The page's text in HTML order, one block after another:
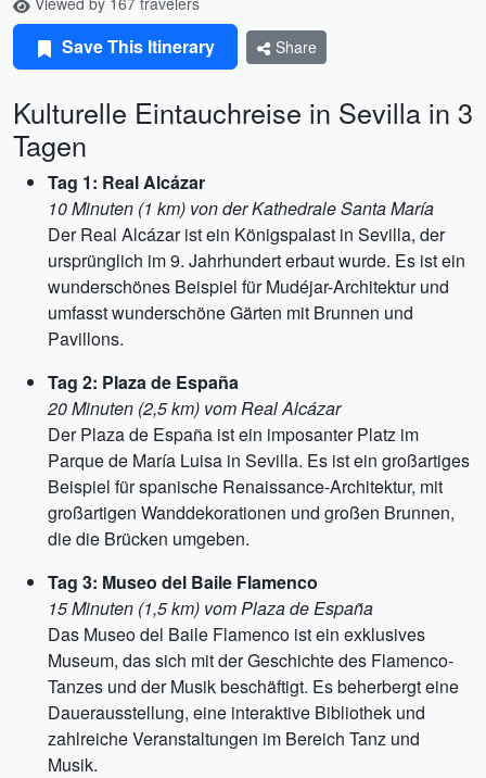
Save This Itinerary Share
Kulturelle Eintauchreise in Sevilla in 3
Tagen
Tag 1: Real Alcázar
10 Minuten (1 km) von der Kathedrale Santa María
Der Real Alcázar ist ein Königspalast in Sevilla, der
ursprünglich im 9. Jahrhundert erbaut wurde. Es ist ein
wunderschönes Beispiel für Mudéjar-Architektur und
umfasst wunderschöne Gärten mit Brunnen und
Pavillons.
Tag 2: Plaza de España
20 Minuten (2,5 km) vom Real Alcázar
Der Plaza de España ist ein imposanter Platz im
Parque de María Luisa in Sevilla. Es ist ein großartiges
Beispiel für spanische Renaissance-Architektur, mit
großartigen Wanddekorationen und großen Brunnen,
die die Brücken umgeben.
Tag 3: Museo del Baile Flamenco
15 Minuten (1,5 km) vom Plaza de España
Das Museo del Baile Flamenco ist ein exklusives
Museum, das sich mit der Geschichte des Flamenco-
Tanzes und der Musik beschäftigt. Es beherbergt eine
Dauerausstellung, eine interaktive Bibliothek und
zahlreiche Veranstaltungen im Bereich Tanz und
Musik.